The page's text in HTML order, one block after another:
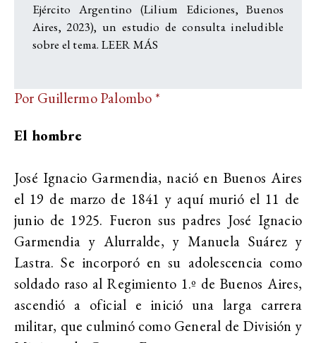
Ejército Argentino (Lilium Ediciones, Buenos
Aires, 2023), un estudio de consulta ineludible
sobre el tema. LEER MÁS
Por Guillermo Palombo *
El hombre
José Ignacio Garmendia, nació en Buenos Aires
el 19 de marzo de 1841 y aquí murió el 11 de
junio de 1925. Fueron sus padres José Ignacio
Garmendia y Alurralde, yManuela Suárez y
Lastra. Se incorporó en su adolescencia como
soldado raso al Regimiento 1.º de Buenos Aires,
ascendió a oficial e inició una larga carrera
militar, que culminó como General de División y